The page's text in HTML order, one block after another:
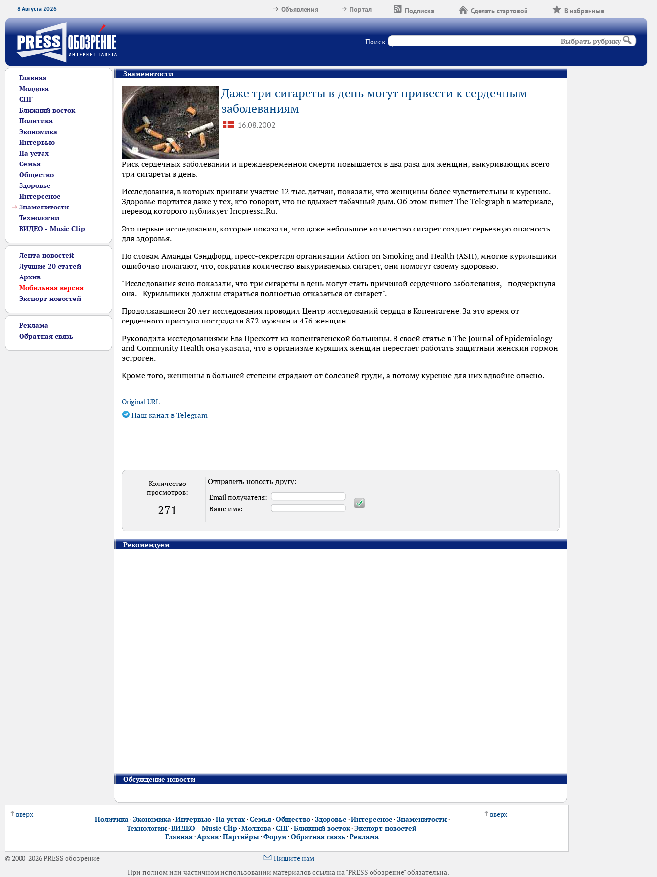
8 Августа 2026 В избранные
Сделать стартовой
Подписка
Портал
Объявления
Поиск Выбрать рубрику
Главная
Молдова
СНГ
Ближний восток
Политика
Экономика
Интервью
На устах
Семья
Общество
Здоровье
Интересное
Знаменитости
Технологии
ВИДЕО - Music Clip
Лента новостей
Лучшие 20 статей
Архив
Мобильная версия
Экспорт новостей
Реклама
Обратная связь
Знаменитости
Даже три сигареты в день могут привести к сердечным
заболеваниям
16.08.2002
Риск сердечных заболеваний и преждевременной смерти повышается в два раза для женщин, выкуривающих всего
три сигареты в день.
Исследования, в которых приняли участие 12 тыс. датчан, показали, что женщины более чувствительны к курению.
Здоровье портится даже у тех, кто говорит, что не вдыхает табачный дым. Об этом пишет The Telegraph в материале,
перевод которого публикует Inopressa.Ru.
Это первые исследования, которые показали, что даже небольшое количество сигарет создает серьезную опасность
для здоровья.
По словам Аманды Сэндфорд, пресс-секретаря организации Action on Smoking and Health (ASH), многие курильщики
ошибочно полагают, что, сократив количество выкуриваемых сигарет, они помогут своему здоровью.
"Исследования ясно показали, что три сигареты в день могут стать причиной сердечного заболевания, - подчеркнула
она. - Курильщики должны стараться полностью отказаться от сигарет".
Продолжавшиеся 20 лет исследования проводил Центр исследований сердца в Копенгагене. За это время от
сердечного приступа пострадали 872 мужчин и 476 женщин.
Руководила исследованиями Ева Прескотт из копенгагенской больницы. В своей статье в The Journal of Epidemiology
and Community Health она указала, что в организме курящих женщин перестает работать защитный женский гормон
эстроген.
Кроме того, женщины в большей степени страдают от болезней груди, а потому курение для них вдвойне опасно.
Original URL
Наш канал в Telegram
Количество
просмотров:
271
Отправить новость другу:
Email получателя:
Ваше имя:
Рекомендуем
Обсуждение новости
вверх
Политика·Экономика·Интервью·На устах·Семья·Общество·Здоровье ·Интересное ·Знаменитости·
Технологии·ВИДЕО - Music Clip ·Молдова·СНГ·Ближний восток·Экспорт новостей
Главная·Архив·Партнёры·Форум·Обратная связь·Реклама
вверх
© 2000-2026 PRESS обозрение
Пишите нам
При полном или частичном использовании материалов ссылка на "PRESS обозрение" обязательна.